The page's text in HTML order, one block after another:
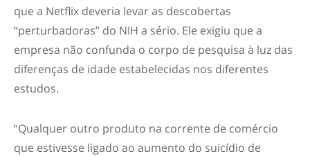
que a Netflix deveria levar as descobertas
“perturbadoras” do NIH a sério. Ele exigiu que a
empresa não confunda o corpo de pesquisa à luz das
diferenças de idade estabelecidas nos diferentes
estudos.
“Qualquer outro produto na corrente de comércio
que estivesse ligado ao aumento do suicídio de